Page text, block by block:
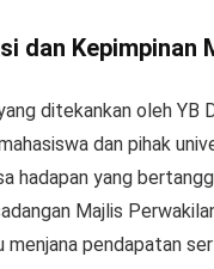
dan Kepimpinan
ditekankan oleh YB
dan pihak
hadapan yang
Majlis
menjana pendapatan